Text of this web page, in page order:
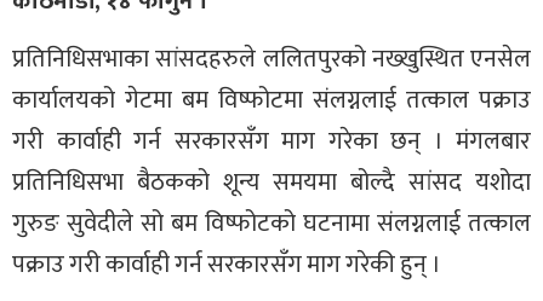
प्रतिनिधिसभाका सांसदहरुले ललितपुरको नख्खुस्थित एनसेल
कार्यालयको गेटमा बम विष्फोटमा संलग्नलाई तत्काल पक्राउ
गरी कार्वाही गर्न सरकारसँग माग गरेका छन् । मंगलबार
प्रतिनिधिसभा बैठकको शून्य समयमा बोल्दै सांसद यशोदा
गुरुङ सुवेदीले सो बम विष्फोटको घटनामा संलग्नलाई तत्काल
पक्राउ गरी कार्वाही गर्न सरकारसँग माग गरेकी हुन् ।